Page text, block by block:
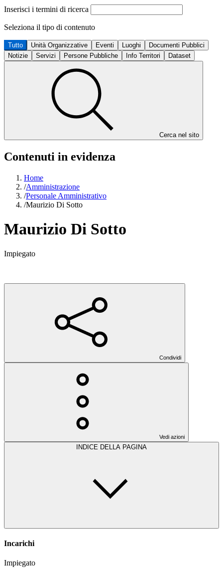
Inserisci i termini di ricerca
Seleziona il tipo di contenuto
Tutto Unità Organizzative Eventi Luoghi
Documenti Pubblici
Notizie
Servizi Persone Pubbliche Info Territori Dataset
Cerca nel sito
Contenuti in evidenza
Home
/Amministrazione
/Personale Amministrativo
/Maurizio Di Sotto
Maurizio Di Sotto
Impiegato
Condividi
Vedi azioni
INDICE DELLA PAGINA
Incarichi
Impiegato